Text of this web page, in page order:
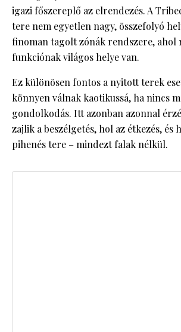
igazi főszereplő az elrendezés. A
tere nem egyetlen nagy, összefolyó
finoman tagolt zónák rendszere, ahol
funkciónak világos helye van.
Ez különösen fontos a nyitott terek
könnyen válnak kaotikussá, ha nincs
gondolkodás. Itt azonban azonnal
zajlik a beszélgetés, hol az étkezés, és
pihenés tere – mindezt falak nélkül.